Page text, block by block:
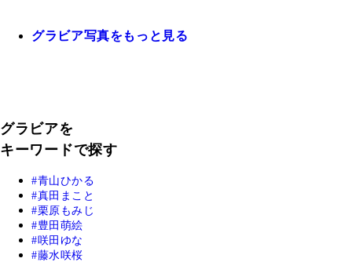
グラビア写真をもっと見る
グラビアを
キーワードで探す
青山ひかる
真田まこと
栗原もみじ
豊田萌絵
咲田ゆな
藤水咲桜